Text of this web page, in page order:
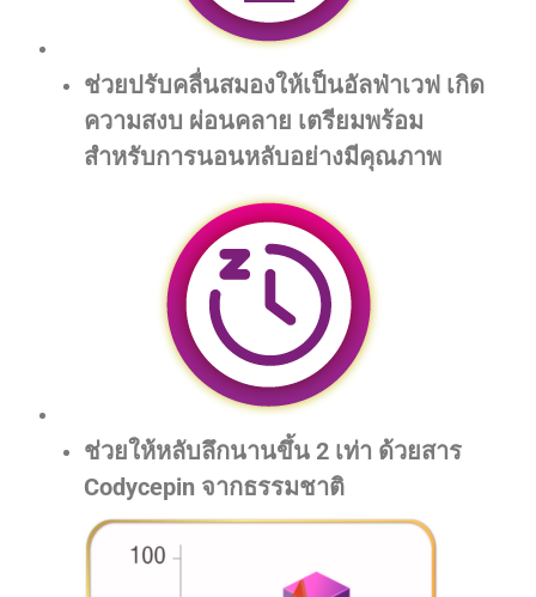
ช่วยปรับคลื่นสมองให้เป็นอัลฟ่าเวฟ เกิด
ความสงบ ผ่อนคลาย เตรียมพร้อม
สำหรับการนอนหลับอย่างมีคุณภาพ
ช่วยให้หลับลึกนานขึ้น 2 เท่า ด้วยสาร
Codycepin จากธรรมชาติ